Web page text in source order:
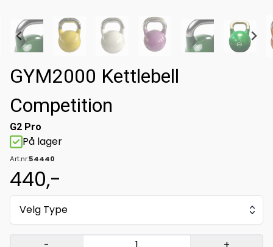
GYM2000 Kettlebell
Competition
G2 Pro
På lager
Art.nr:54440
440,-
Velg Type